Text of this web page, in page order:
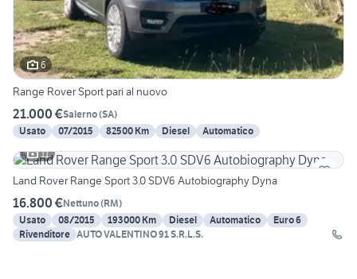
6
Range Rover Sport pari al nuovo
21.000 €Salerno(SA)
Usato
07/2015 82500 Km Diesel
Automatico
11
Land Rover Range Sport 3.0 SDV6 Autobiography Dyna
16.800 €Nettuno(RM)
Usato
08/2015 193000 Km Diesel Automatico
Euro 6
Rivenditore AUTO VALENTINO 91 S.R.L.S.